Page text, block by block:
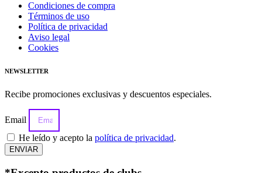
Condiciones de compra
Términos de uso
Política de privacidad
Aviso legal
Cookies
NEWSLETTER
Recibe promociones exclusivas y descuentos especiales.
Email
He leído y acepto la política de privacidad.
ENVIAR